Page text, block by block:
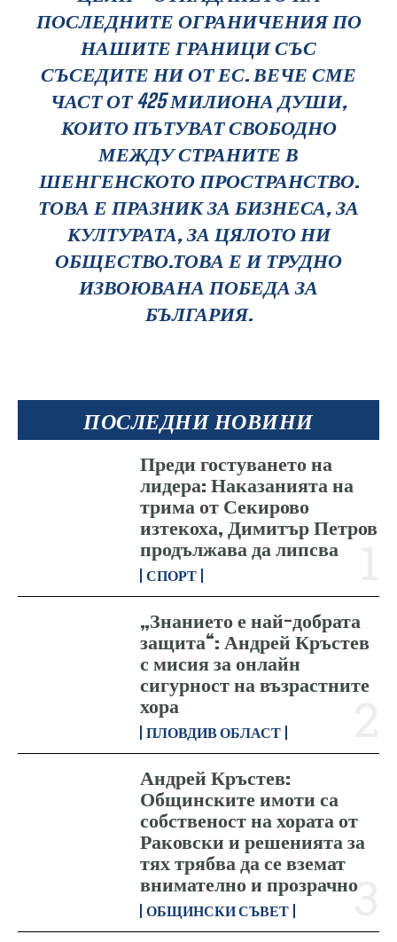
ПОСЛЕДНИ НОВИНИ
Преди гостуването на
лидера: Наказанията на
трима от Секирово
изтекоха, Димитър Петров
продължава да липсва
СПОРТ
„Знанието е най-добрата
защита“: Андрей Кръстев
с мисия за онлайн
сигурност на възрастните
хора
ПЛОВДИВ ОБЛАСТ
Андрей Кръстев:
Общинските имоти са
собственост на хората от
Раковски и решенията за
тях трябва да се вземат
внимателно и прозрачно
ОБЩИНСКИ СЪВЕТ
ПОСЛЕДНИТЕ ОГРАНИЧЕНИЯ ПО
НАШИТЕ ГРАНИЦИ СЪС
СЪСЕДИТЕ НИ ОТ ЕС. ВЕЧЕ СМЕ
ЧАСТ ОТ 425 МИЛИОНА ДУШИ,
КОИТО ПЪТУВАТ СВОБОДНО
МЕЖДУ СТРАНИТЕ В
ШЕНГЕНСКОТО ПРОСТРАНСТВО.
ТОВА Е ПРАЗНИК ЗА БИЗНЕСА, ЗА
КУЛТУРАТА, ЗА ЦЯЛОТО НИ
ОБЩЕСТВО.ТОВА Е И ТРУДНО
ИЗВОЮВАНА ПОБЕДА ЗА
БЪЛГАРИЯ.